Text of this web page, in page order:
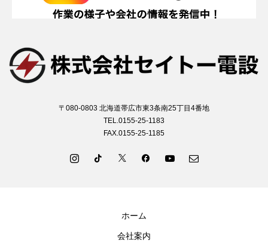
〒080-0803 北海道帯広市東3条南25丁目4番地
TEL.0155-25-1183
FAX.0155-25-1185
ホーム
会社案内